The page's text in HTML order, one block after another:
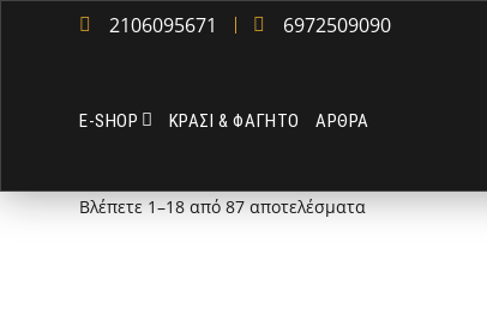
2106095671 6972509090
Ε-SHOP ΚΡΑΣΙ & ΦΑΓΗΤΟ ΑΡΘΡΑ
Βλέπετε 1–18 από 87 αποτελέσματα